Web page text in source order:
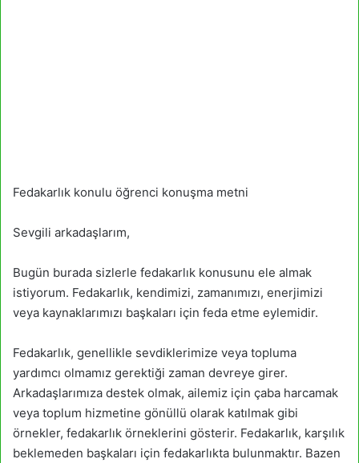
Fedakarlık konulu öğrenci konuşma metni
Sevgili arkadaşlarım,
Bugün burada sizlerle fedakarlık konusunu ele almak
istiyorum. Fedakarlık, kendimizi, zamanımızı, enerjimizi
veya kaynaklarımızı başkaları için feda etme eylemidir.
Fedakarlık, genellikle sevdiklerimize veya topluma
yardımcı olmamız gerektiği zaman devreye girer.
Arkadaşlarımıza destek olmak, ailemiz için çaba harcamak
veya toplum hizmetine gönüllü olarak katılmak gibi
örnekler, fedakarlık örneklerini gösterir. Fedakarlık, karşılık
beklemeden başkaları için fedakarlıkta bulunmaktır. Bazen